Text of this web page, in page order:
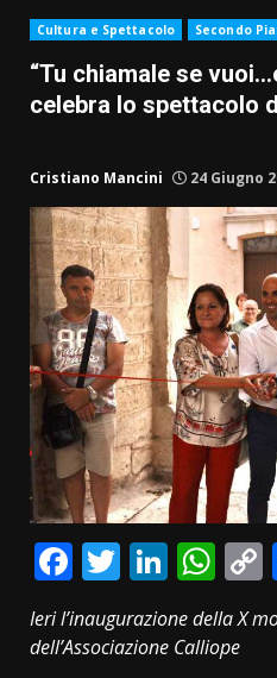
Cultura e Spettacolo Secondo
“Tu chiamale se
celebra lo spettacolo
Cristiano Mancini 24 Giugno
Facebook
Twitter
Ieri l’inaugurazione della X
dell’Associazione Calliope